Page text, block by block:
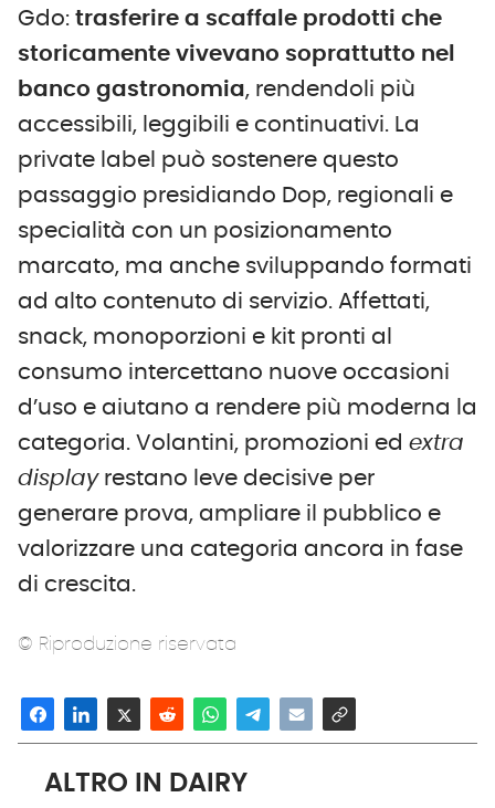
Gdo: trasferire a scaffale prodotti che
storicamente vivevano soprattutto nel
banco gastronomia, rendendoli più
accessibili, leggibili e continuativi. La
private label può sostenere questo
passaggio presidiando Dop, regionali e
specialità con un posizionamento
marcato, ma anche sviluppando formati
ad alto contenuto di servizio. Affettati,
snack, monoporzioni e kit pronti al
consumo intercettano nuove occasioni
d’uso e aiutano a rendere più moderna la
categoria. Volantini, promozioni ed extra
displayrestano leve decisive per
generare prova, ampliare il pubblico e
valorizzare una categoria ancora in fase
di crescita.
© Riproduzione riservata
ALTRO IN DAIRY